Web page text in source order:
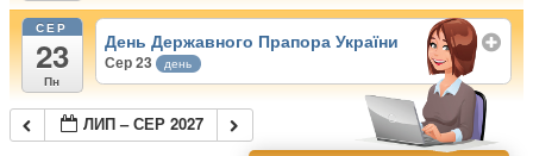
СЕР
23
Пн
День Державного Прапора України
Сер 23 день
ЛИП – СЕР 2027